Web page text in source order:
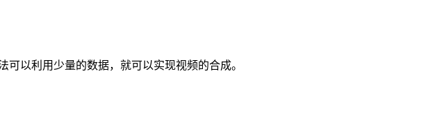
可以利用少量的数据，就可以实现视频的合成。